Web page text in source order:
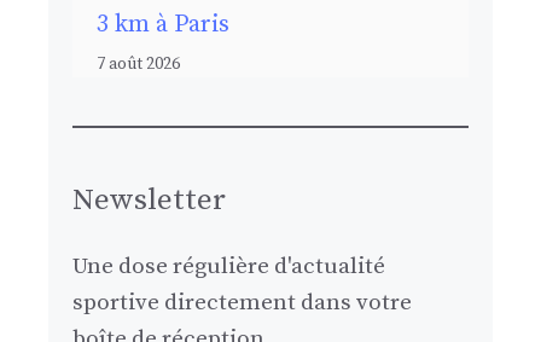
3 km à Paris
7 août 2026
Newsletter
Une dose régulière d'actualité
sportive directement dans votre